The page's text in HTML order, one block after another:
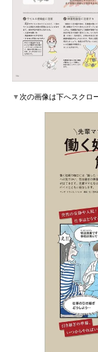
▼次の画像は下へスクロ